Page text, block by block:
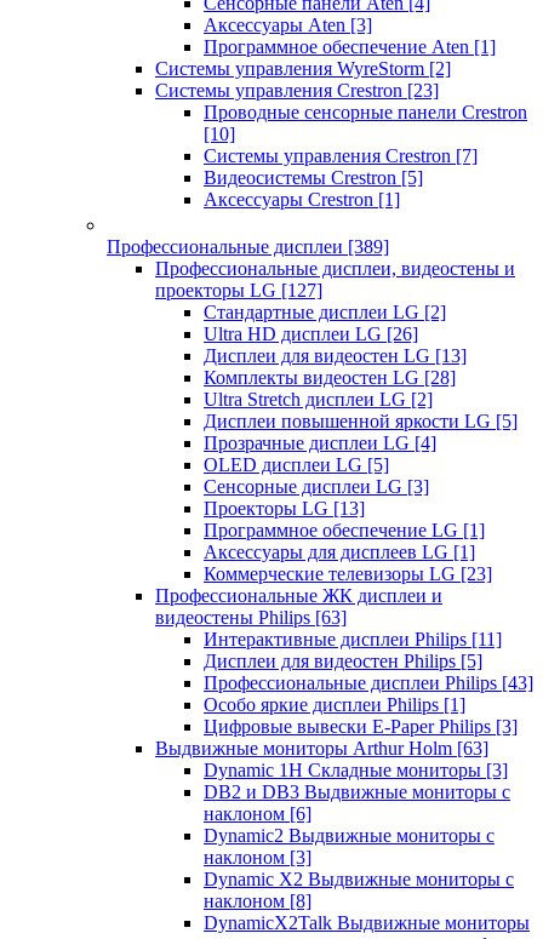
Аксессуары Aten [3]
Программное обеспечение Aten [1]
Системы управления WyreStorm [2]
Системы управления Crestron [23]
Проводные сенсорные панели Crestron
[10]
Системы управления Crestron [7]
Видеосистемы Crestron [5]
Аксессуары Crestron [1]
Профессиональные дисплеи [389]
Профессиональные дисплеи, видеостены и
проекторы LG [127]
Стандартные дисплеи LG [2]
Ultra HD дисплеи LG [26]
Дисплеи для видеостен LG [13]
Комплекты видеостен LG [28]
Ultra Stretch дисплеи LG [2]
Дисплеи повышенной яркости LG [5]
Прозрачные дисплеи LG [4]
OLED дисплеи LG [5]
Сенсорные дисплеи LG [3]
Проекторы LG [13]
Программное обеспечение LG [1]
Аксессуары для дисплеев LG [1]
Коммерческие телевизоры LG [23]
Профессиональные ЖК дисплеи и
видеостены Philips [63]
Интерактивные дисплеи Philips [11]
Дисплеи для видеостен Philips [5]
Профессиональные дисплеи Philips [43]
Особо яркие дисплеи Philips [1]
Цифровые вывески E-Paper Philips [3]
Выдвижные мониторы Arthur Holm [63]
Dynamic 1Н Складные мониторы [3]
DB2 и DB3 Выдвижные мониторы с
наклоном [6]
Dynamic2 Выдвижные мониторы с
наклоном [3]
Dynamic X2 Выдвижные мониторы с
наклоном [8]
DynamicX2Talk Выдвижные мониторы